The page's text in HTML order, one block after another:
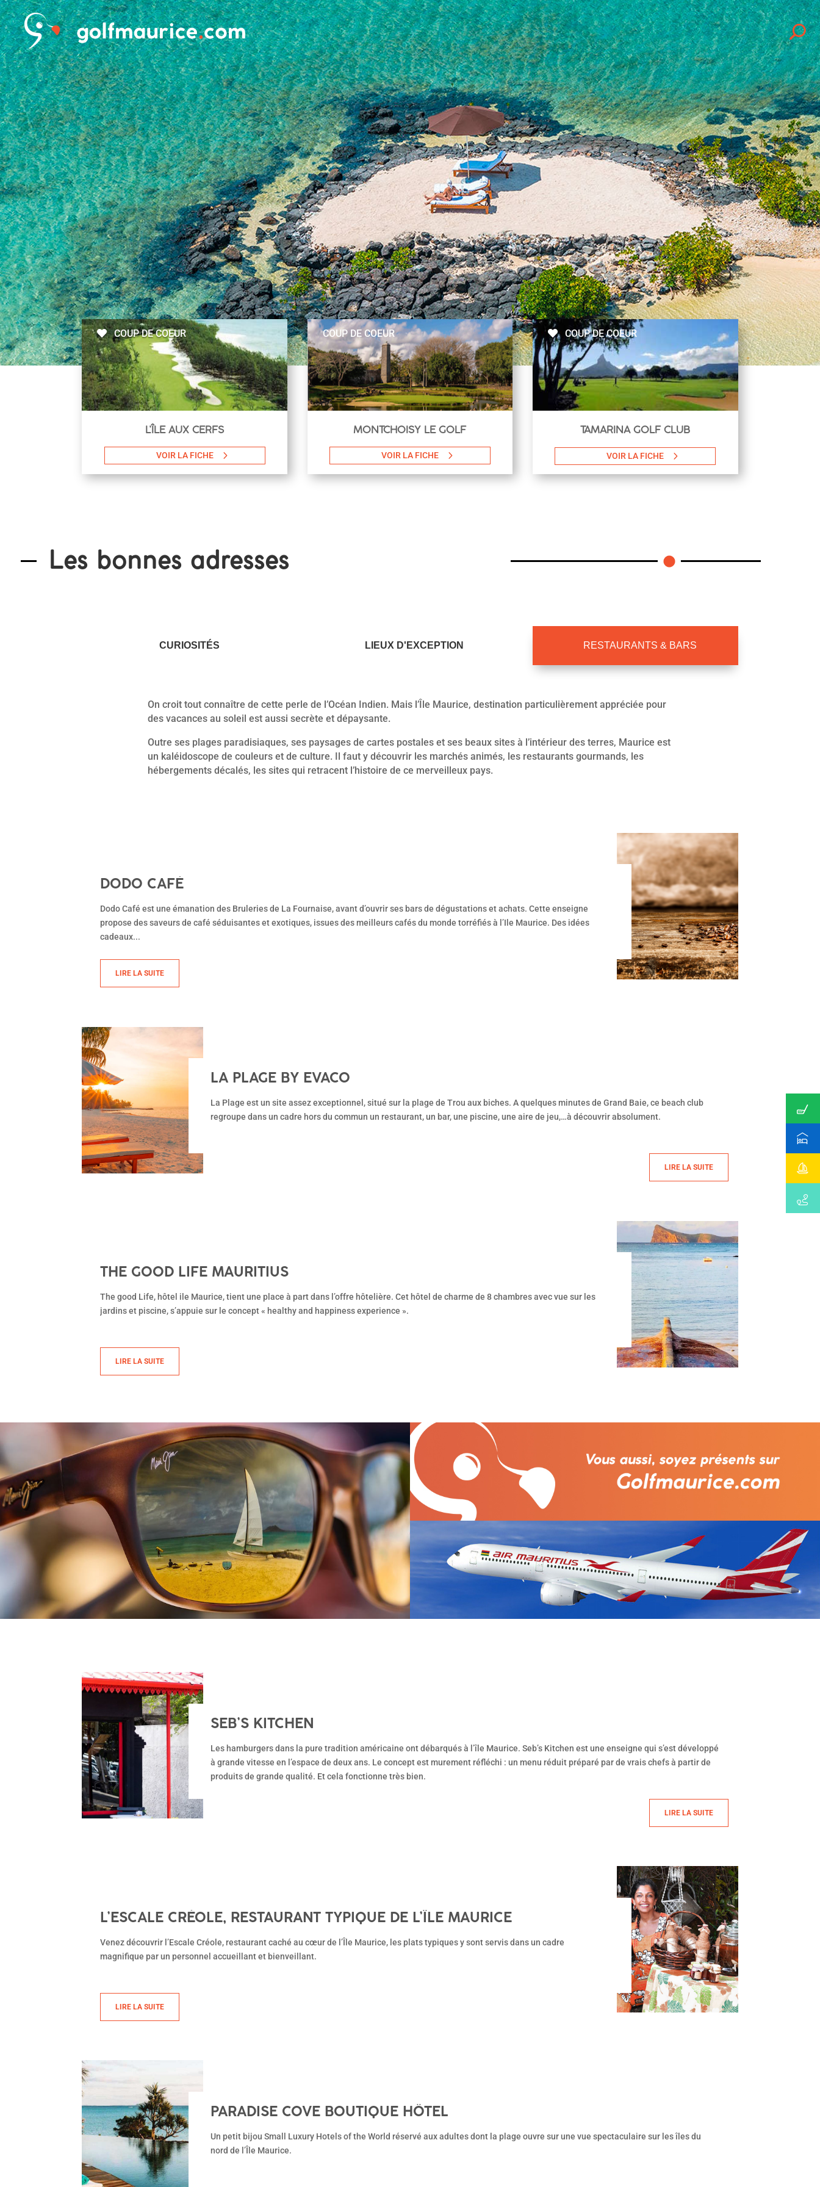
COUP DE COEUR
L’ÎLE AUX CERFS
VOIR LA FICHE
COUP DE COEUR​
MONTCHOISY LE GOLF
VOIR LA FICHE
COUP DE COEUR
TAMARINA GOLF CLUB
VOIR LA FICHE
Les bonnes adresses
CURIOSITÉS LIEUX D'EXCEPTION RESTAURANTS & BARS
On croit tout connaître de cette perle de l’Océan Indien. Mais l’Île Maurice, destination particulièrement appréciée pour
des vacances au soleil est aussi secrète et dépaysante.
Outre ses plages paradisiaques, ses paysages de cartes postales et ses beaux sites à l’intérieur des terres, Maurice est
un kaléidoscope de couleurs et de culture. Il faut y découvrir les marchés animés, les restaurants gourmands, les
hébergements décalés, les sites qui retracent l’histoire de ce merveilleux pays.
DODO CAFÉ
Dodo Café est une émanation des Bruleries de La Fournaise, avant d’ouvrir ses bars de dégustations et achats. Cette enseigne
propose des saveurs de café séduisantes et exotiques, issues des meilleurs cafés du monde torréfiés à l’Ile Maurice. Des idées
cadeaux...
LIRE LA SUITE
LA PLAGE BY EVACO
La Plage est un site assez exceptionnel, situé sur la plage de Trou aux biches. A quelques minutes de Grand Baie, ce beach club
regroupe dans un cadre hors du commun un restaurant, un bar, une piscine, une aire de jeu,…à découvrir absolument.
LIRE LA SUITE
THE GOOD LIFE MAURITIUS
The good Life, hôtel ile Maurice, tient une place à part dans l’offre hôtelière. Cet hôtel de charme de 8 chambres avec vue sur les
jardins et piscine, s’appuie sur le concept « healthy and happiness experience ».
LIRE LA SUITE
SEB’S KITCHEN
Les hamburgers dans la pure tradition américaine ont débarqués à l’île Maurice. Seb’s Kitchen est une enseigne qui s’est développé
à grande vitesse en l’espace de deux ans. Le concept est murement réfléchi : un menu réduit préparé par de vrais chefs à partir de
produits de grande qualité. Et cela fonctionne très bien.
LIRE LA SUITE
L’ESCALE CRÉOLE, RESTAURANT TYPIQUE DE L’ÎLE MAURICE
Venez découvrir l’Escale Créole, restaurant caché au cœur de l’Île Maurice, les plats typiques y sont servis dans un cadre
magnifique par un personnel accueillant et bienveillant.
LIRE LA SUITE
PARADISE COVE BOUTIQUE HÔTEL
Un petit bijou Small Luxury Hotels of the World réservé aux adultes dont la plage ouvre sur une vue spectaculaire sur les îles du
nord de l’Île Maurice.